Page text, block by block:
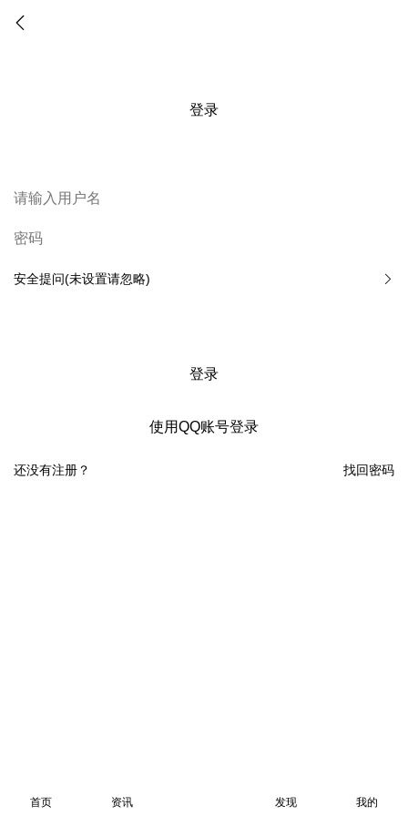
登录
安全提问(未设置请忽略)
登录
使用QQ账号登录
找回密码
还没有注册？
首页 资讯 发现 我的